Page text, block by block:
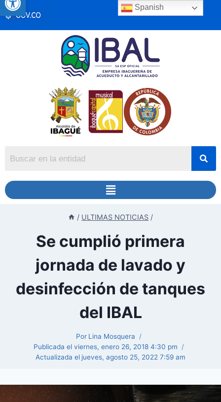
/ ULTIMAS NOTICIAS /
Se cumplió primera
jornada de lavado y
desinfección de tanques
del IBAL
Por Lina Mosquera
Publicada el viernes, enero 26, 2018 4:30 pm
Actualizada el jueves, agosto 25, 2022 7:59 am
Spanish